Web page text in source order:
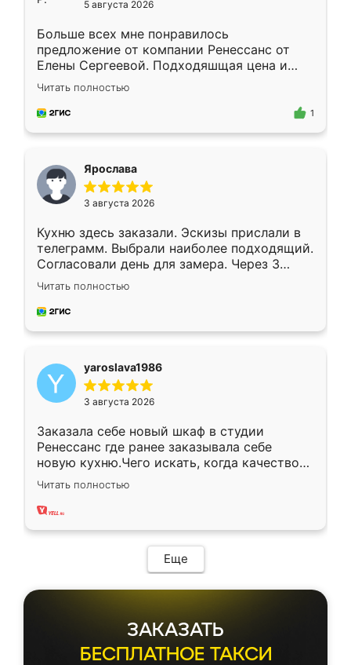
5 августа 2026
Больше всех мне понравилось
предложение от компании Ренессанс от
Елены Сергеевой. Подходяшщая цена и
короткие сроки изготовления. Приехавший
для замера сотрудник Владислав
предложил по моему эскизу самый
Читать полностью
1
Ярослава
3 августа 2026
Кухню здесь заказали. Эскизы прислали в
телеграмм. Выбрали наиболее подходящий.
Согласовали день для замера. Через 3
недели кухня была уже готова. Остались
довольны работой. Спасибо Ренессанс
мебель за качественную работу!
Читать полностью
yaroslava1986
3 августа 2026
Заказала себе новый шкаф в студии
Ренессанс где ранее заказывала себе
новую кухню.Чего искать, когда качеством
вполне довольна. Служит кухня уже почти
два года, нареканий нет.
Читать полностью
Еще
ЗАКАЗАТЬ
БЕСПЛАТНОЕ ТАКСИ